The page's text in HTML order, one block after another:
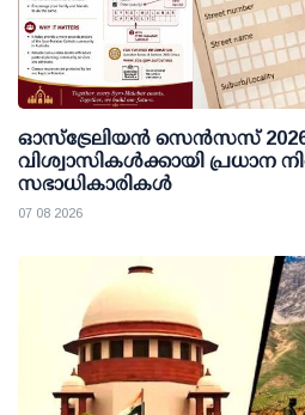
ഓസ്ട്രേലിയൻ സെൻസസ്
വിശ്വാസികൾക്കായി പ്രധാന
സഭാധികാരികൾ
07 08 2026